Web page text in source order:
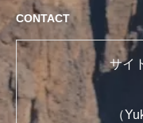
CONTACT
サイ
（